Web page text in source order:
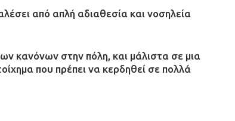
από απλή αδιαθεσία και νοσηλεία
κανόνων στην πόλη, και μάλιστα σε μια
που πρέπει να κερδηθεί σε πολλά